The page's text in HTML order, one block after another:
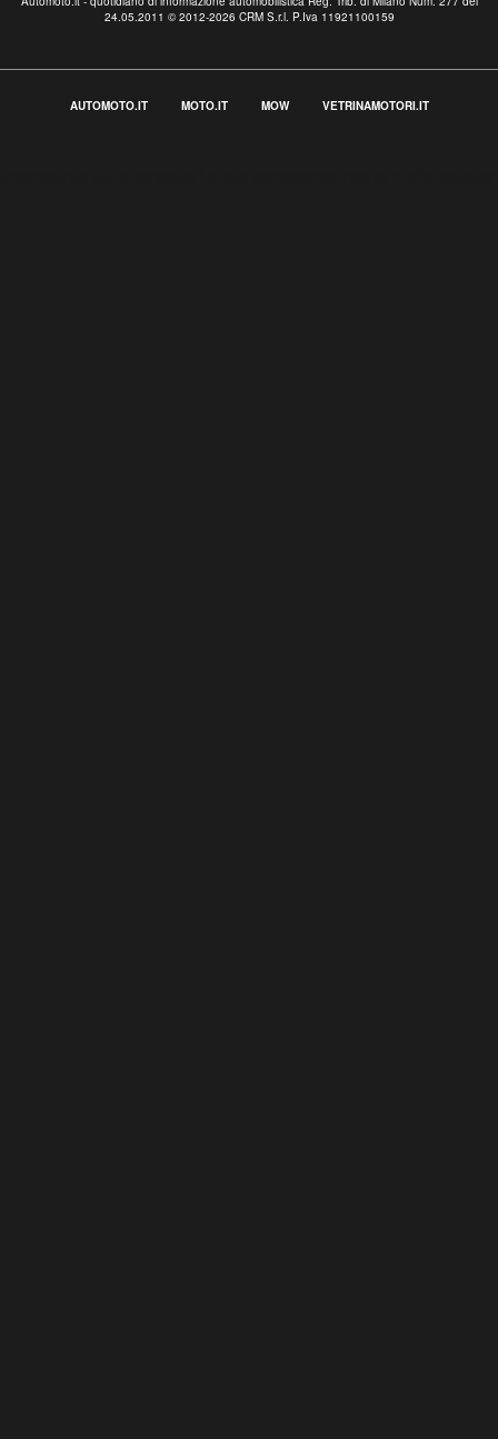
24.05.2011 © 2012-2026 CRM S.r.l. P.Iva 11921100159
AUTOMOTO.IT MOTO.IT MOW VETRINAMOTORI.IT